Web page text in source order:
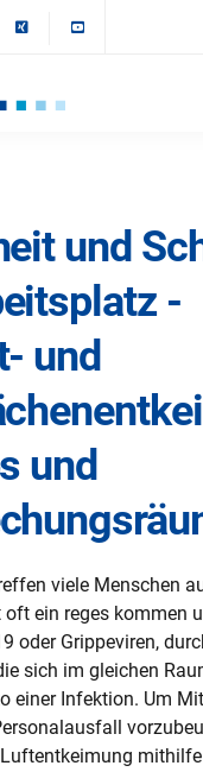
und
-
und
und
viele Menschen
oft ein reges kommen
oder Grippeviren,
sich im gleichen
einer Infektion. Um
mithilfe